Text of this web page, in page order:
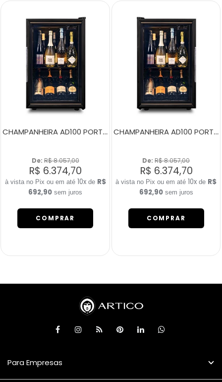
CHAMPANHEIRA AD100 PORTA DIREITA
De: R$ 8.057,00
R$ 6.374,70
10xde R$
692,90 sem juros
COMPRAR
CHAMPANHEIRA AD100 PORTA ESQUERDA
De: R$ 8.057,00
R$ 6.374,70
10x de R$
692,90sem juros
COMPRAR
Para Empresas